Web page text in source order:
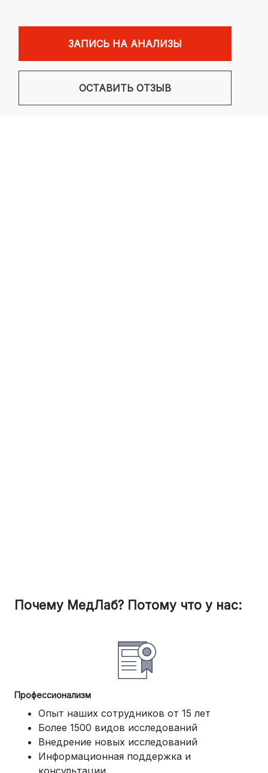
ЗАПИСЬ НА АНАЛИЗЫ
ОСТАВИТЬ ОТЗЫВ
Почему МедЛаб? Потому что у нас:
Профессионализм
Опыт наших сотрудников от 15 лет
Более 1500 видов исследований
Внедрение новых исследований
Информационная поддержка и